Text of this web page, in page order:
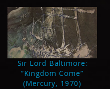
Sir Lord Baltimore:
“Kingdom Come”
(Mercury, 1970)